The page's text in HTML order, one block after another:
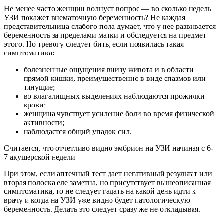
Не менее часто женщин волнует вопрос — во сколько недель
УЗИ покажет внематочную беременность? Не каждая
представительница слабого пола думает, что у нее развивается
беременность за пределами матки и обследуется на предмет
этого. Но тревогу следует бить, если появилась такая
симптоматика:
болезненные ощущения внизу живота и в области
прямой кишки, преимущественно в виде спазмов или
тянущие;
во влагалищных выделениях наблюдаются прожилки
крови;
женщина чувствует усиление боли во время физической
активности;
наблюдается общий упадок сил.
Считается, что отчетливо видно эмбрион на УЗИ начиная с 6-
7 акушерской недели
При этом, если аптечный тест дает негативный результат или
вторая полоска еле заметна, но присутствует вышеописанная
симптоматика, то не следует гадать на какой день идти к
врачу и когда на УЗИ уже видно будет патологическую
беременность. Делать это следует сразу же не откладывая.